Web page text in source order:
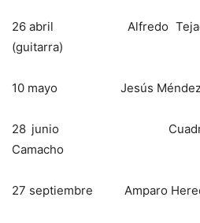
26 abril Alfredo Tejada –
(guitarra)
10 mayo Jesús
28 junio Cuadro
Camacho
27 septiembre Amparo